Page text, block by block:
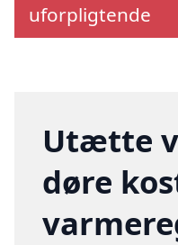
uforpligtende
Utætte
døre